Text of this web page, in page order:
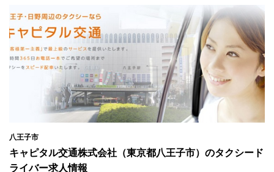
八王子市
キャピタル交通株式会社（東京都八王子市）のタクシード
ライバー求人情報